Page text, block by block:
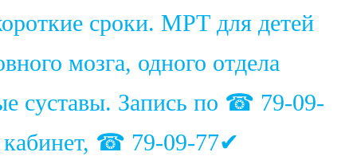
сроки. МРТ для детей
мозга, одного отдела
суставы. Запись по ☎ 79-09-
кабинет, ☎ 79-09-77✔